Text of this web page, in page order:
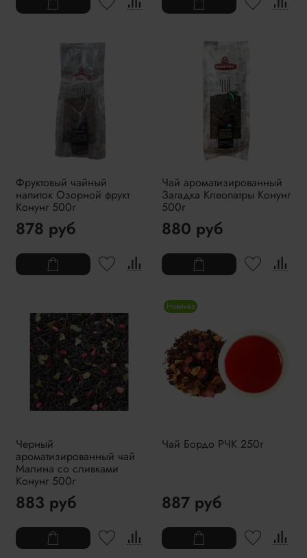
Фруктовый чайный
напиток Озорной фрукт
Конунг 500г
878 руб
Чай ароматизированный
Загадка Клеопатры Конунг
500г
880 руб
Черный
ароматизированный чай
Малина со сливками
Конунг 500г
883 руб
Новинка
Чай Бордо РЧК 250г
887 руб